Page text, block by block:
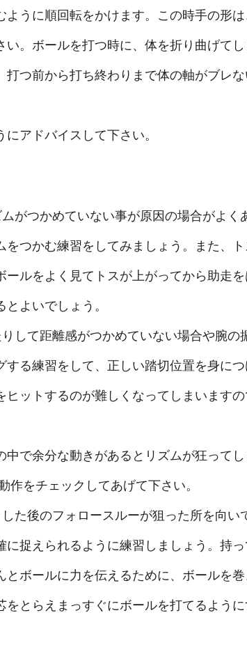
うに順回転をかけます。この時手の形
。ボールを打つ時に、体を折り曲げて
つ前から打ち終わりまで体の軸がブレ
アドバイスして下さい。
がつかめていない事が原因の場合がよく
つかむ練習をしてみましょう。また、
ルをよく見てトスが上がってから助走
よいでしょう。
して距離感がつかめていない場合や腕の
る練習をして、正しい踏切位置を身に
ットするのが難しくなってしまいます
で余分な動きがあるとリズムが狂って
をチェックしてあげて下さい。
た後のフォロースルーが狙った所を向い
捉えられるように練習しましょう。持
ボールに力を伝えるために、ボールを
とらえまっすぐにボールを打てるよう